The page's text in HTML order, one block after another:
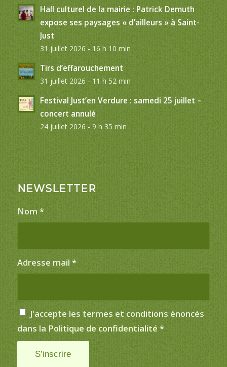
Hall culturel de la mairie : Patrick Demuth
expose ses paysages « d’ailleurs » à Saint-
Just
31 juillet 2026 - 16 h 10 min
Tirs d’effarouchement
31 juillet 2026 - 11 h 52 min
Festival Just’en Verdure : samedi 25 juillet –
concert annulé
24 juillet 2026 - 9 h 35 min
NEWSLETTER
Nom *
Adresse mail *
J'accepte les termes et conditions énoncés
dans la Politique de confidentialité *